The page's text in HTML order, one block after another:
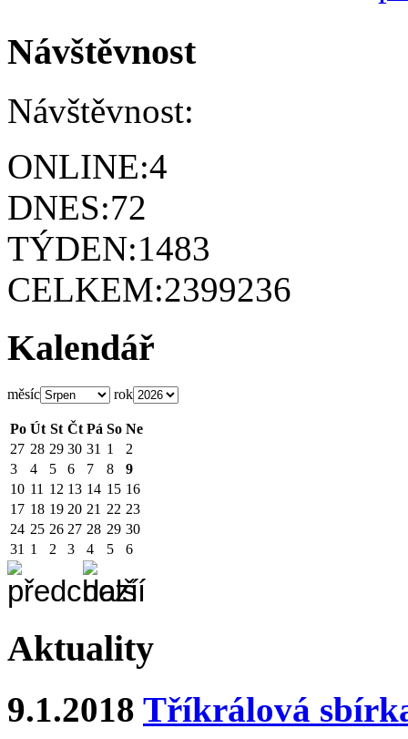
Návštěvnost
Návštěvnost:
ONLINE:4
DNES:72
TÝDEN:1483
CELKEM:2399236
Kalendář
měsíc rok
Po Út St Čt Pá So Ne
27 28 29 30 31 1
2
3
4 5 6 7 8
9
10 11 12 13 14 15 16
17 18 19 20 21 22 23
24 25 26 27 28 29 30
31 1 2 3 4 5 6
Aktuality
9.1.2018 Tříkrálová